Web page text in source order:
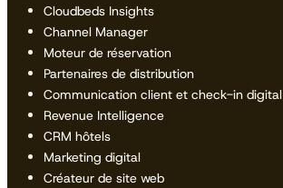
Cloudbeds Insights
Channel Manager
Moteur de réservation
Partenaires de distribution
Communication client et check-in digital
Revenue Intelligence
CRM hôtels
Marketing digital
Créateur de site web